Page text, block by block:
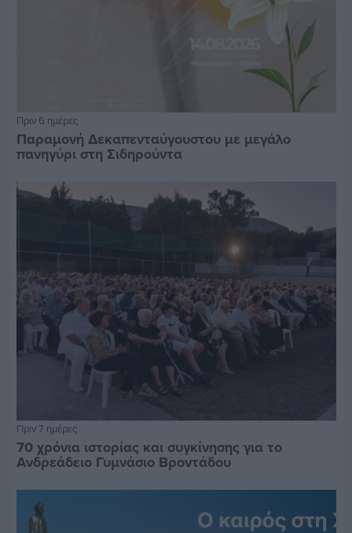
Πριν 6 ημέρες
Παραμονή Δεκαπενταύγουστου με μεγάλο
πανηγύρι στη Σιδηρούντα
Πριν 7 ημέρες
70 χρόνια ιστορίας και συγκίνησης για το
Ανδρεάδειο Γυμνάσιο Βροντάδου